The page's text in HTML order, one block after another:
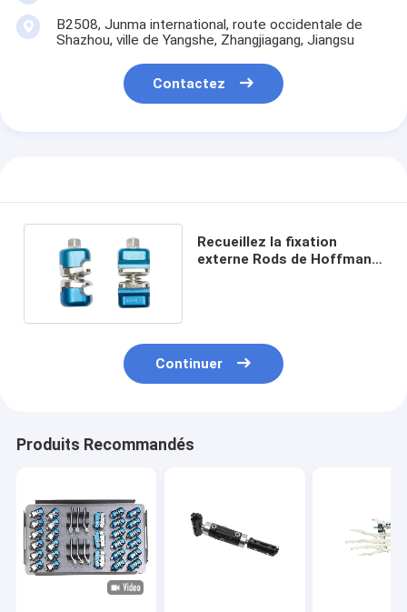
B2508, Junma international, route occidentale de
Shazhou, ville de Yangshe, Zhangjiagang, Jiangsu
Contactez
Recueillez la fixation
externe Rods de Hoffmann
Continuer
Produits Recommandés